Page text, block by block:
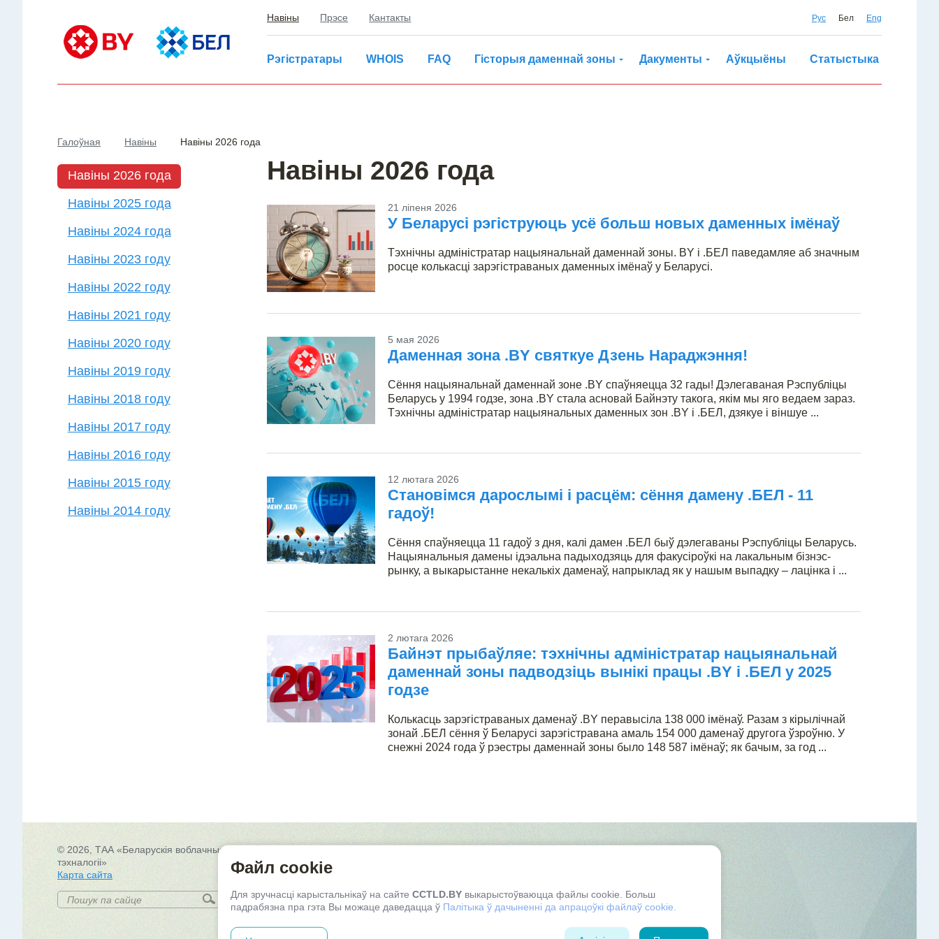
Навіны Прэсе Кантакты Рус Бел Eng
Рэгістратары WHOIS FAQ Гісторыя даменнай зоны Дакументы Аўкцыёны Статыстыка
Галоўная Навіны Навіны 2026 года
Навіны 2026 года
21 ліпеня 2026
У Беларусі рэгіструюць усё больш новых даменных імёнаў
Тэхнічны адміністратар нацыянальнай даменнай зоны. BY і .БЕЛ паведамляе аб значным
росце колькасці зарэгістраваных даменных імёнаў у Беларусі.
5 мая 2026
Даменная зона .BY святкуе Дзень Нараджэння!
Сёння нацыянальнай даменнай зоне .BY спаўняецца 32 гады! Дэлегаваная Рэспубліцы
Беларусь у 1994 годзе, зона .BY стала асновай Байнэту такога, якім мы яго ведаем зараз.
Тэхнічны адміністратар нацыянальных даменных зон .BY і .БЕЛ, дзякуе і віншуе ...
12 лютага 2026
Становімся дарослымі і расцём: сёння дамену .БЕЛ - 11
гадоў!
Сёння спаўняецца 11 гадоў з дня, калі дамен .БЕЛ быў дэлегаваны Рэспубліцы Беларусь.
Нацыянальныя дамены ідэальна падыходзяць для факусіроўкі на лакальным бізнэс-
рынку, а выкарыстанне некалькіх даменаў, напрыклад як у нашым выпадку – лацінка і ...
2 лютага 2026
Байнэт прыбаўляе: тэхнічны адміністратар нацыянальнай
даменнай зоны падводзіць вынікі працы .BY і .БЕЛ у 2025
годзе
Колькасць зарэгістраваных даменаў .BY перавысіла 138 000 імёнаў. Разам з кірылічнай
зонай .БЕЛ сёння ў Беларусі зарэгістравана амаль 154 000 даменаў другога ўзроўню. У
снежні 2024 года ў рэестры даменнай зоны было 148 587 імёнаў; як бачым, за год ...
Навіны 2026 года
Навіны 2025 года
Навіны 2024 года
Навіны 2023 году
Навіны 2022 году
Навіны 2021 году
Навіны 2020 году
Навіны 2019 году
Навіны 2018 году
Навіны 2017 году
Навіны 2016 году
Навіны 2015 году
Навіны 2014 году
© 2026, ТАА «Беларускія воблачныя
тэхналогіі»
Карта сайта
г.Мінск, вул. К. Цэткін, 24, пам.602
Файл cookie
Для зручнасці карыстальнікаў на сайте CCTLD.BY выкарыстоўваюцца файлы cookie. Больш
падрабязна пра гэта Вы можаце даведацца ў Палітыка ў дачыненні да апрацоўкі файлаў cookie.